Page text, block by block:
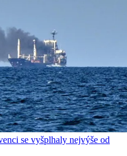
se vyšplhaly nejvýše od